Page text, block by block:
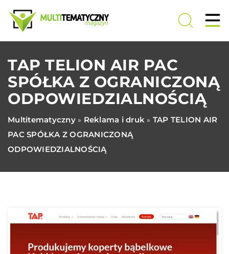
TAP TELION AIR PAC
SPÓŁKA Z OGRANICZONĄ
ODPOWIEDZIALNOŚCIĄ
Multitematyczny» Reklama i druk » TAP TELION AIR
PAC SPÓŁKA Z OGRANICZONĄ
ODPOWIEDZIALNOŚCIĄ